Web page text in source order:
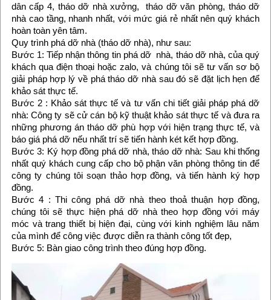
dân cấp 4, tháo dỡ nhà xưởng, tháo dỡ văn phòng, tháo dỡ
nhà cao tầng, nhanh nhất, với mức giá rẻ nhất nên quý khách
hoàn toàn yên tâm.
Quy trình phá dỡ nhà (tháo dỡ nhà), như sau:
Bước 1: Tiếp nhận thông tin phá dỡ nhà, tháo dỡ nhà, của quý
khách qua điện thoại hoặc zalo, và chúng tôi sẽ tư vấn sơ bộ
giải pháp hợp lý về phá tháo dỡ nhà sau đó sẽ đặt lịch hẹn để
khảo sát thực tế.
Bước 2 : Khảo sát thực tế và tư vấn chi tiết giải pháp phá dỡ
nhà: Công ty sẽ cử cán bộ kỹ thuật khảo sát thực tế và đưa ra
những phương án tháo dỡ phù hợp với hiện trạng thực tế, và
báo giá phá dỡ nếu nhất trí sẽ tiến hành két kết hợp đồng.
Bước 3: Ký hợp đồng phá dỡ nhà, tháo dỡ nhà: Sau khi thống
nhất quý khách cung cấp cho bộ phận văn phòng thông tin để
công ty chúng tôi soạn thảo hợp đồng, và tiến hành ký hợp
đồng.
Bước 4 : Thi công phá dỡ nhà theo thoả thuận hợp đồng,
chúng tôi sẽ thực hiện phá dỡ nhà theo hợp đồng với máy
móc và trang thiết bị hiện đại, cùng với kinh nghiệm lâu năm
của mình để công việc được diễn ra thành công tốt đẹp,
Bước 5: Bàn giao công trình theo đúng hợp đồng.